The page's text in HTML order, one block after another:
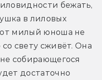
бежать,
в лиловых
милый юноша не
свету сживёт. Она
собирающегося
достаточно